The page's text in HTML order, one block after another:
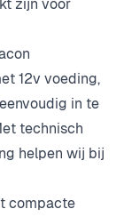
zijn voor
12v voeding,
in te
technisch
helpen wij bij
compacte